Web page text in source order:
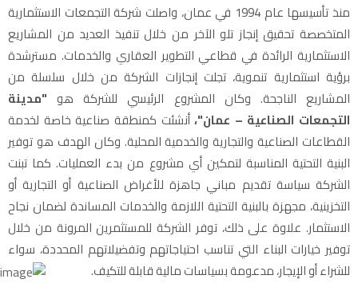
منذ تأسيسها عام 1994 في عمان، واصلت شركة التجمعات الاستثمارية
المتخصصة تحقيق إنجاز تلو الآخر من خلال تنفيذ العديد من المشاريع
الاستثمارية الرائدة في قطاعي التطوير العقاري والخدمات. مسترشدة
برؤية استثمارية تنموية، تجلت إنجازات الشركة من خلال سلسلة من
المشاريع الناجحة. وكان المشروع الرئيسي للشركة هو "مدينة
التجمعات الصناعية – عمان"،أنشئت كمنطقة صناعية خاصة لخدمة
القطاعات الصناعية والتجارية والخدمية المحلية. وكان الهدف هو توفير
البنية التحتية المناسبة لتمكين أي مشروع من بدء العمليات. كما تبنت
الشركة سياسة تقديم مباني جاهزة للأغراض الصناعية أو التجارية أو
التخزينية، مجهزة بالبنية التحتية اللازمة والخدمات المساندة لضمان نجاح
الاستثمار. علاوة على ذلك، توفر الشركة للمستثمرين المرونة من خلال
توفير خيارات البناء التي تناسب احتياجاتهم وتفضيلاتهم المحددة، سواء
للشراء أو الإيجار، مدعومة بسياسات مالية قابلة للتكيف.